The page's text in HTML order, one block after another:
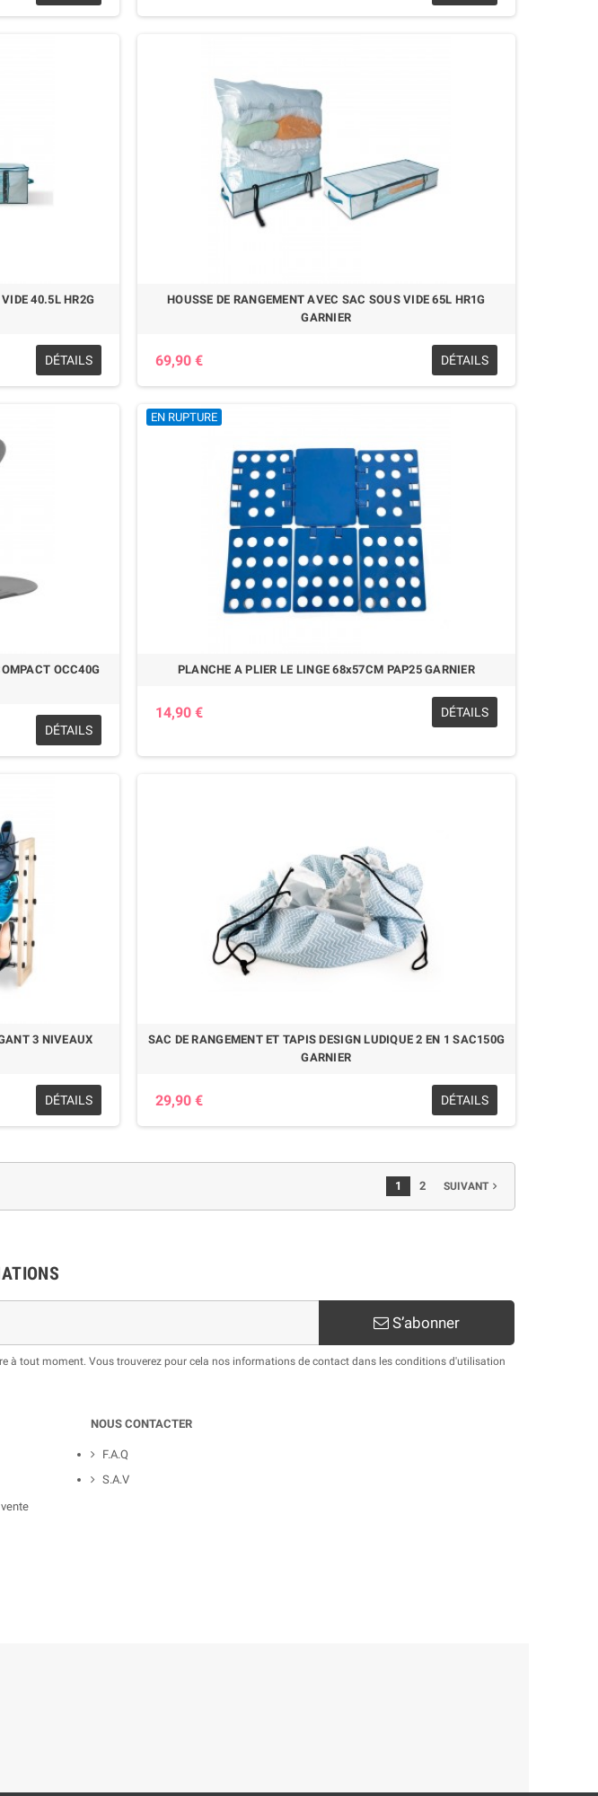
40.5L HR2G
DÉTAILS
HOUSSE DE RANGEMENT AVEC SAC SOUS VIDE 65L HR1G
GARNIER
69,90 € DÉTAILS
OCC40G
DÉTAILS
EN RUPTURE
PLANCHE A PLIER LE LINGE 68x57CM PAP25 GARNIER
14,90 € DÉTAILS
3 NIVEAUX
DÉTAILS
SAC DE RANGEMENT ET TAPIS DESIGN LUDIQUE 2 EN 1 SAC150G
GARNIER
29,90 € DÉTAILS
1 2 SUIVANT
S’abonner
à tout moment. Vous trouverez pour cela nos informations de contact dans les conditions d'utilisation
NOUS CONTACTER
F.A.Q
S.A.V